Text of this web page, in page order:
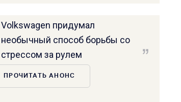
Volkswagen придумал
необычный способ борьбы со
стрессом за рулем
ПРОЧИТАТЬ АНОНС